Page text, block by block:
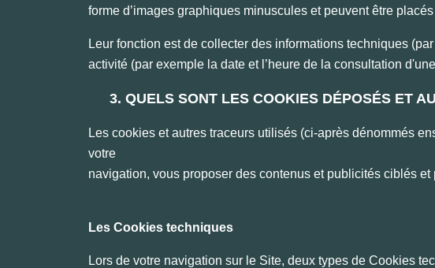
forme d’images graphiques minuscules et peuvent être
Leur fonction est de collecter des informations techniques
activité (par exemple la date et l’heure de la consultation
3. QUELS SONT LES COOKIES DÉPOSÉS ET
Les cookies et autres traceurs utilisés (ci-après dénommés
votre
navigation, vous proposer des contenus et publicités ciblés
Les Cookies techniques
Lors de votre navigation sur le Site, deux types de Cookies